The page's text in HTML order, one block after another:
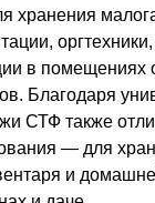
хранения
в помещениях
Благодаря
СТФ также
— для
и